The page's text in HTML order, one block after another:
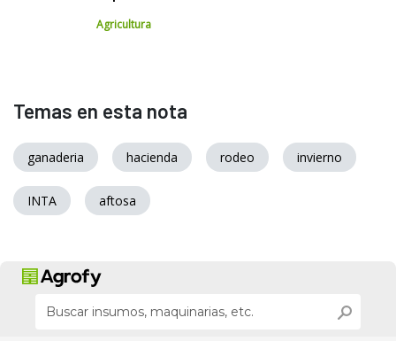
Agricultura
Temas en esta nota
ganaderia hacienda rodeo invierno
INTA aftosa